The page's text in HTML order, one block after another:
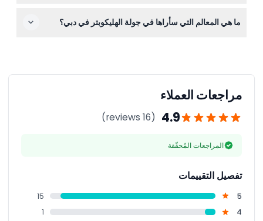
في الصفا 1، بالقرب من مول الإمارات، أو من مهبط هليكوبتر
ما هي المعالم التي سأراها في جولة الهليكوبتر في دبي؟
مراجعات العملاء
4.9
(16 reviews)
المراجعات المُحقّقة
تفصيل التقييمات
5
15
4
1